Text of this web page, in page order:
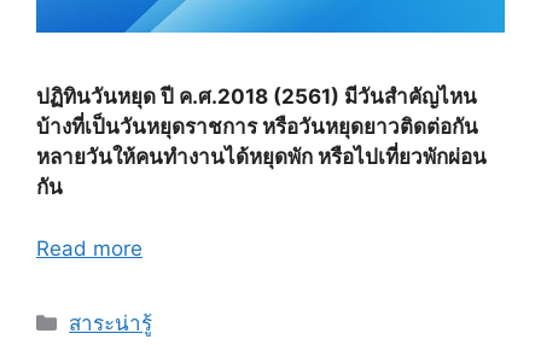
ปฏิทินวันหยุด ปี ค.ศ.2018 (2561) มีวันสำคัญไหน
บ้างที่เป็นวันหยุดราชการ หรือวันหยุดยาวติดต่อกัน
หลายวันให้คนทำงานได้หยุดพัก หรือไปเที่ยวพักผ่อน
กัน
Read more
สาระน่ารู้